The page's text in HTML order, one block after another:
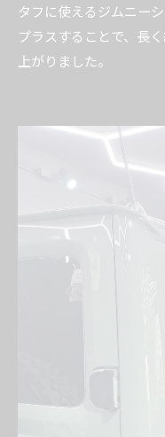
タフに使えるジムニー
プラスすることで、長
上がりました。